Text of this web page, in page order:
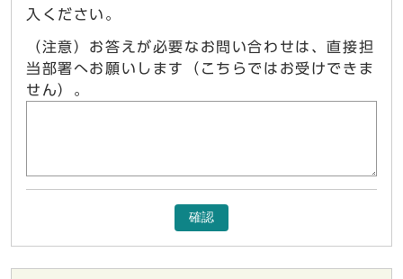
入ください。
（注意）お答えが必要なお問い合わせは、直接担
当部署へお願いします（こちらではお受けできま
せん）。
確認